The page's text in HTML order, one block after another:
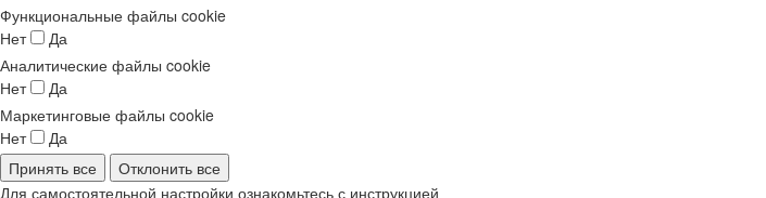
Функциональные файлы cookie
Нет
Да
Аналитические файлы cookie
Нет
Да
Маркетинговые файлы cookie
Нет
Да
Принять все
Отклонить все
Для самостоятельной настройки ознакомьтесь с инструкцией